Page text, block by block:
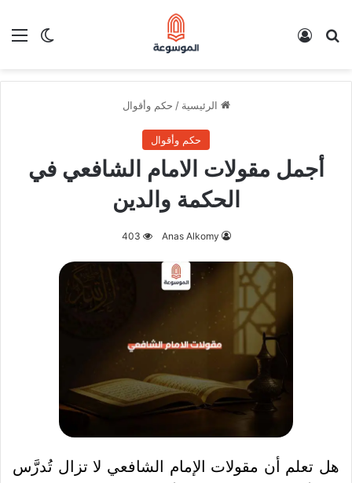
الوضع بحث عن
الرئيسية / حكم وأقوال
حكم وأقوال
أجمل مقولات الامام الشافعي في
الحكمة والدين
Anas Alkomy
403
هل تعلم أن مقولات الإمام الشافعي لا تزال تُدرَّس